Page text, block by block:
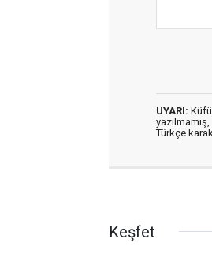
UYARI:
yazılmamış,
Türkçe
Keşfet